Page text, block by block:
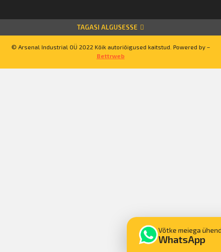
Võtke meiega
WhatsApp
TAGASI ALGUSESSE
© Arsenal Industrial OÜ 2022 Kõik autoriõigused kaitstud. Powered by –
Bettrweb